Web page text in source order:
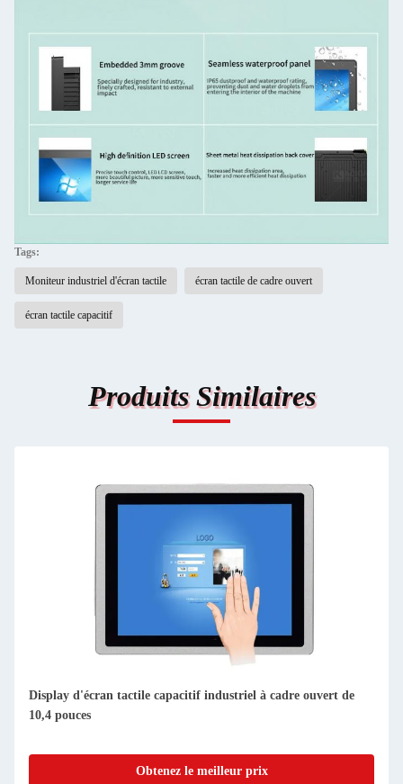
Tags:
Moniteur industriel d'écran tactile écran tactile de cadre ouvert
écran tactile capacitif
Produits Similaires
Display d'écran tactile capacitif industriel à cadre ouvert de
10,4 pouces
Obtenez le meilleur prix